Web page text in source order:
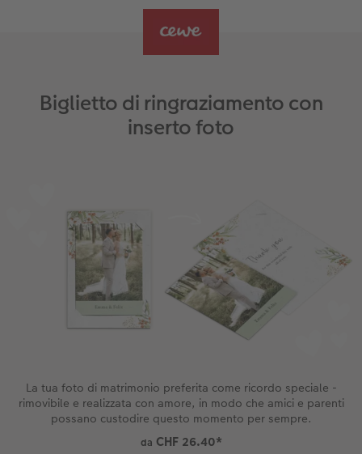
Biglietto di ringraziamento con
inserto foto
La tua foto di matrimonio preferita come ricordo speciale -
rimovibile e realizzata con amore, in modo che amici e parenti
possano custodire questo momento per sempre.
da CHF 26.40*